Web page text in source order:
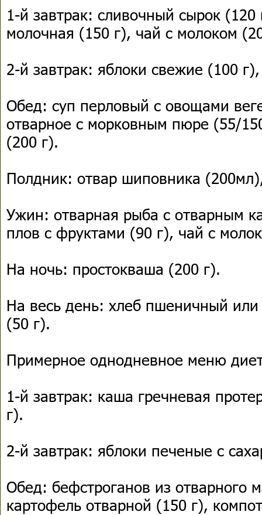
1-й завтрак: сливочный сырок
молочная (150 г), чай с молоком
2-й завтрак: яблоки свежие (100
Обед: суп перловый с овощами
отварное с морковным пюре (55/
(200 г).
Полдник: отвар шиповника
Ужин: отварная рыба с отварным
плов с фруктами (90 г), чай с
На ночь: простокваша (200 г).
На весь день: хлеб пшеничный
(50 г).
Примерное однодневное меню
1-й завтрак: каша гречневая
г).
2-й завтрак: яблоки печеные с
Обед: бефстроганов из отварного
картофель отварной (150 г),